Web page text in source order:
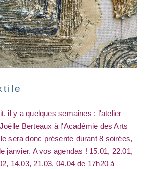
il y a quelques semaines : l'atelier
Berteaux à l'Académie des Arts
sera donc présente durant 8 soirées,
janvier. A vos agendas ! 15.01, 22.01,
14.03, 21.03, 04.04 de 17h20 à
de la
bibliothèque
asbl Inauguration